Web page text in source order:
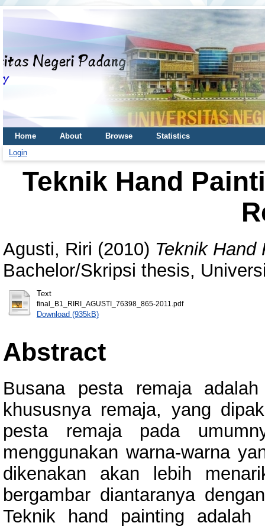
Home About Browse
Statistics
Login
Teknik Hand
Agusti, Riri (2010) Teknik
Bachelor/Skripsi thesis,
Text
final_B1_RIRI_AGUSTI_76398_865-2011.pdf
Download (935kB)
Abstract
Busana pesta remaja
khususnya remaja, yang
pesta remaja pada
menggunakan warna-warna
dikenakan akan lebih
bergambar diantaranya
Teknik hand painting adalah